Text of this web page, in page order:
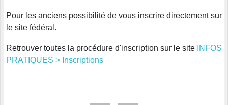
Pour les anciens possibilité de vous inscrire directement sur
le site fédéral.
Retrouver toutes la procédure d'inscription sur le site INFOS
PRATIQUES > Inscriptions